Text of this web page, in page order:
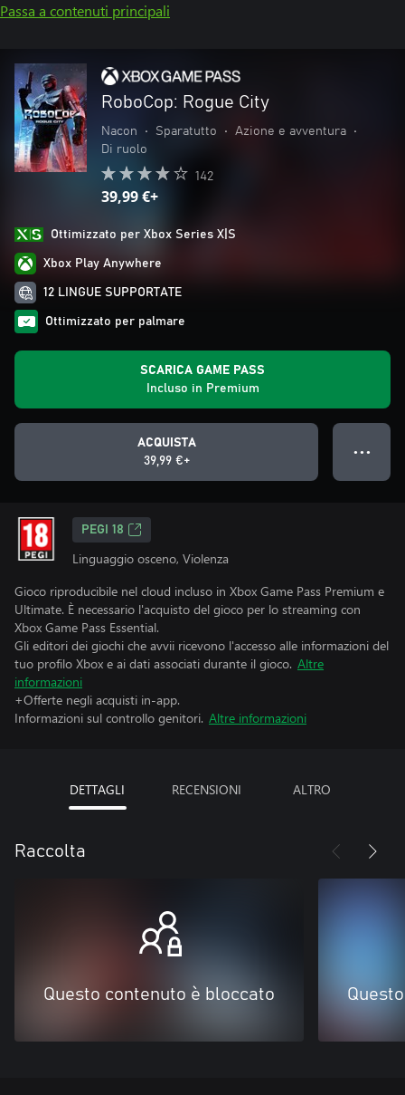
Passa a contenuti principali
RoboCop: Rogue City
Nacon • Sparatutto • Azione e avventura
•
Di ruolo
142
39,99 €+
Ottimizzato per Xbox Series X|S
Xbox Play Anywhere
12 LINGUE SUPPORTATE
Ottimizzato per palmare
SCARICA GAME PASS
Incluso in Premium
ACQUISTA
39,99 €+
● ● ●
PEGI 18
Linguaggio osceno, Violenza
Gioco riproducibile nel cloud incluso in Xbox Game Pass Premium e
Ultimate. È necessario l'acquisto del gioco per lo streaming con
Xbox Game Pass Essential.
Gli editori dei giochi che avvii ricevono l'accesso alle informazioni del
tuo profilo Xbox e ai dati associati durante il gioco. Altre
informazioni
+Offerte negli acquisti in-app.
Informazioni sul controllo genitori. Altre informazioni
DETTAGLI RECENSIONI ALTRO
Raccolta
Questo contenuto è bloccato